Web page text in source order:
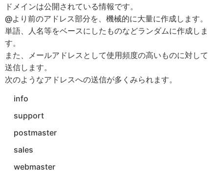
ドメインは公開されている情報です。
@より前のアドレス部分を、機械的に大量に作成します。
単語、人名等をベースにしたものなどランダムに作成しま
す。
また、メールアドレスとして使用頻度の高いものに対して
送信します。
次のようなアドレスへの送信が多くみられます。
info
support
postmaster
sales
webmaster